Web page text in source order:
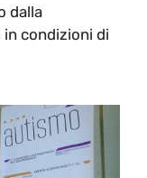
dalla
in condizioni di